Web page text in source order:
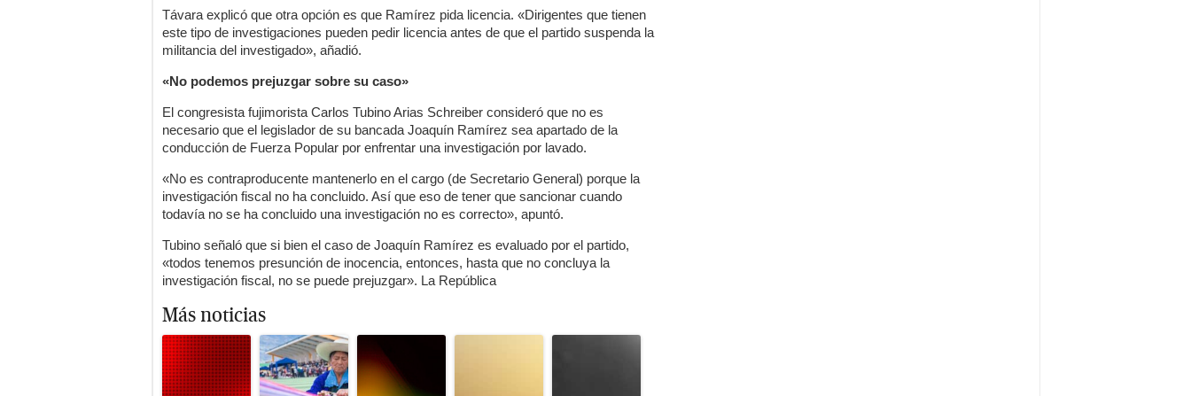
Távara explicó que otra opción es que Ramírez pida licencia. «Dirigentes que tienen
este tipo de investigaciones pueden pedir licencia antes de que el partido suspenda la
militancia del investigado», añadió.
«No podemos prejuzgar sobre su caso»
El congresista fujimorista Carlos Tubino Arias Schreiber consideró que no es
necesario que el legislador de su bancada Joaquín Ramírez sea apartado de la
conducción de Fuerza Popular por enfrentar una investigación por lavado.
«No es contraproducente mantenerlo en el cargo (de Secretario General) porque la
investigación fiscal no ha concluido. Así que eso de tener que sancionar cuando
todavía no se ha concluido una investigación no es correcto», apuntó.
Tubino señaló que si bien el caso de Joaquín Ramírez es evaluado por el partido,
«todos tenemos presunción de inocencia, entonces, hasta que no concluya la
investigación fiscal, no se puede prejuzgar». La República
Más noticias